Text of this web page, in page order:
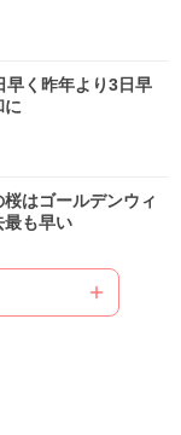
く昨年より3日早
はゴールデンウィ
も早い
雨が交互 晴れると